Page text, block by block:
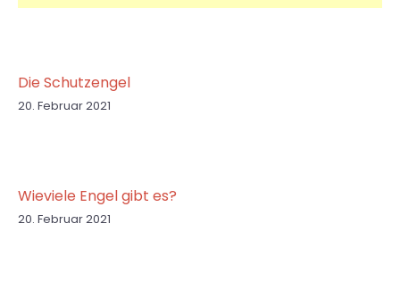
Die Schutzengel
20. Februar 2021
Wieviele Engel gibt es?
20. Februar 2021